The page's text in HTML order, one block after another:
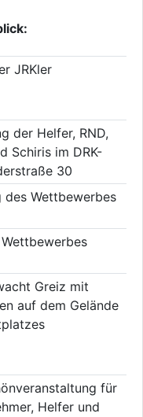
JRKler
der Helfer, RND,
Schiris im DRK-
30
des Wettbewerbes
Greiz mit
auf dem Gelände
für
Helfer und